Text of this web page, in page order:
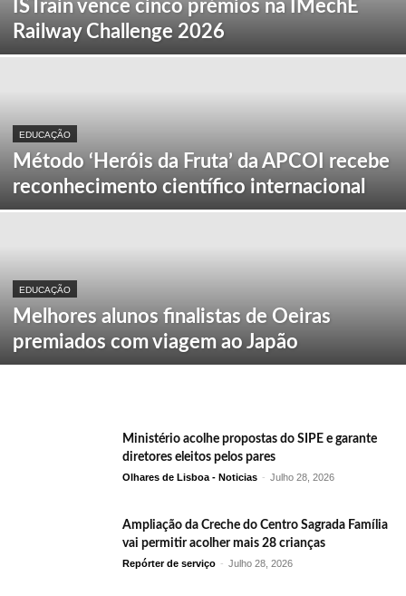
ISTrain vence cinco prémios na IMechE
Railway Challenge 2026
EDUCAÇÃO
Método ‘Heróis da Fruta’ da APCOI recebe
reconhecimento científico internacional
EDUCAÇÃO
Melhores alunos finalistas de Oeiras
premiados com viagem ao Japão
Ministério acolhe propostas do SIPE e garante
diretores eleitos pelos pares
Olhares de Lisboa - Noticias - Julho 28, 2026
Ampliação da Creche do Centro Sagrada Família
vai permitir acolher mais 28 crianças
Repórter de serviço - Julho 28, 2026